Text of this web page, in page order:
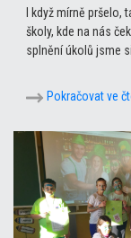
I když mírně
školy, kde na nás
splnění úkolů jsme
Pokračovat ve